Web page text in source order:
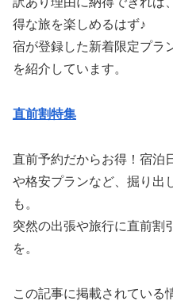
得な旅を楽しめるはず♪
宿が登録した新着限定プラ
を紹介しています。
直前割特集
直前予約だからお得！宿泊
や格安プランなど、掘り出
も。
突然の出張や旅行に直前割
を。
この記事に掲載されている